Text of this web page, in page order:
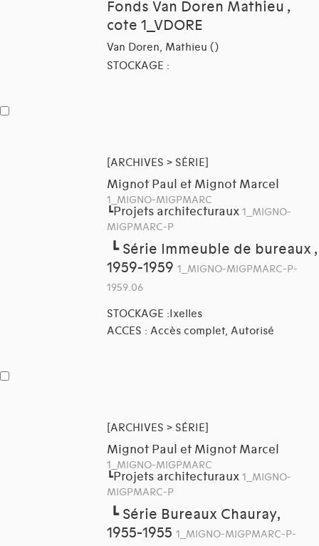
Fonds Van Doren Mathieu ,
cote 1_VDORE
Van Doren, Mathieu ()
STOCKAGE :
[ARCHIVES > SÉRIE]
Mignot Paul et Mignot Marcel
1_MIGNO-MIGPMARC
┗Projets architecturaux 1_MIGNO-
MIGPMARC-P
┗ Série Immeuble de bureaux ,
1959-1959 1_MIGNO-MIGPMARC-P-
1959.06
STOCKAGE :Ixelles
ACCES : Accès complet, Autorisé
[ARCHIVES > SÉRIE]
Mignot Paul et Mignot Marcel
1_MIGNO-MIGPMARC
┗Projets architecturaux 1_MIGNO-
MIGPMARC-P
┗ Série Bureaux Chauray,
1955-1955 1_MIGNO-MIGPMARC-P-